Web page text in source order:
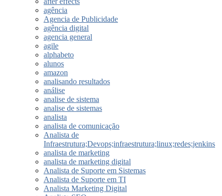
agência
Agencia de Publicidade
agência digital
agencia general
agile
alphabeto
alunos
amazon
analisando resultados
análise
analise de sistema
analise de sistemas
analista
analista de comunicação
Analista de
Infraestrutura;Devops;infraestrutura;linux;redes;jenkins
analista de marketing
analista de marketing digital
Analista de Suporte em Sistemas
Analista de Suporte em TI
Analista Marketing Digital